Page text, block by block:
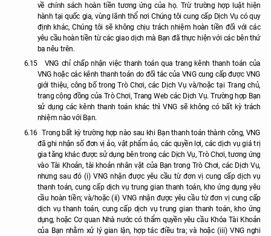
về chính sách hoàn tiền tương ứng của họ. Trừ trường hợp luật hiện
hành tại quốc gia, vùng lãnh thổ nơi Chúng tôi cung cấp Dịch Vụ có quy
định khác, Chúng tôi sẽ không chịu trách nhiệm hoàn tiền đối với các
yêu cầu hoàn tiền từ các giao dịch mà Bạn đã thực hiện với các bên thứ
ba nêu trên.
6.15
VNG chỉ chấp nhận việc thanh toán qua trang kênh thanh toán của
VNG hoặc các kênh thanh toán do đối tác của VNG cung cấp được VNG
giới thiệu, công bố trong Trò Chơi, các Dịch Vụ và/hoặc tại Trang chủ,
trang cộng đồng của Trò Chơi, Trang Web các Dịch Vụ. Trường hợp Bạn
sử dụng các kênh thanh toán khác thì VNG sẽ không có bất kỳ trách
nhiệm nào với Bạn.
6.16 Trong bất kỳ trường hợp nào sau khi Bạn thanh toán thành công, VNG
đã ghi nhận số đơn vị ảo, vật phẩm ảo, các quyền lợi, các dịch vụ giá trị
gia tăng khác được sử dụng bên trong các Dịch Vụ, Trò Chơi, tương ứng
vào Tài Khoản, tài khoản nhân vật của Bạn trong Trò Chơi, các Dịch Vụ,
nhưng sau đó (i) VNG nhận được yêu cầu từ đơn vị cung cấp dịch vụ
thanh toán, cung cấp dịch vụ trung gian thanh toán, kho ứng dụng yêu
cầu hoàn tiền; và/hoặc (ii) VNG nhận được yêu cầu từ đơn vị cung cấp
dịch vụ thanh toán, cung cấp dịch vụ trung gian thanh toán, kho ứng
dụng, hoặc Cơ quan Nhà nước có thẩm quyền yêu cầu Khóa Tài Khoản
của Bạn nhằm xử lý gian lận, hợp tác điều tra; và hoặc (iii) VNG nghi